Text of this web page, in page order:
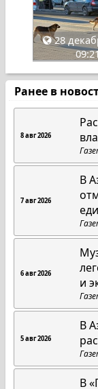
28
Ранее в
8 авг 2026
7 авг 2026
В
6 авг 2026
и
5 авг 2026
В
В